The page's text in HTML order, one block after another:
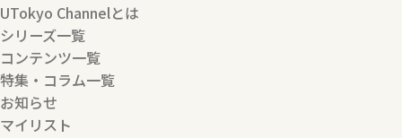
UTokyo Channelとは
シリーズ一覧
コンテンツ一覧
特集・コラム一覧
お知らせ
マイリスト